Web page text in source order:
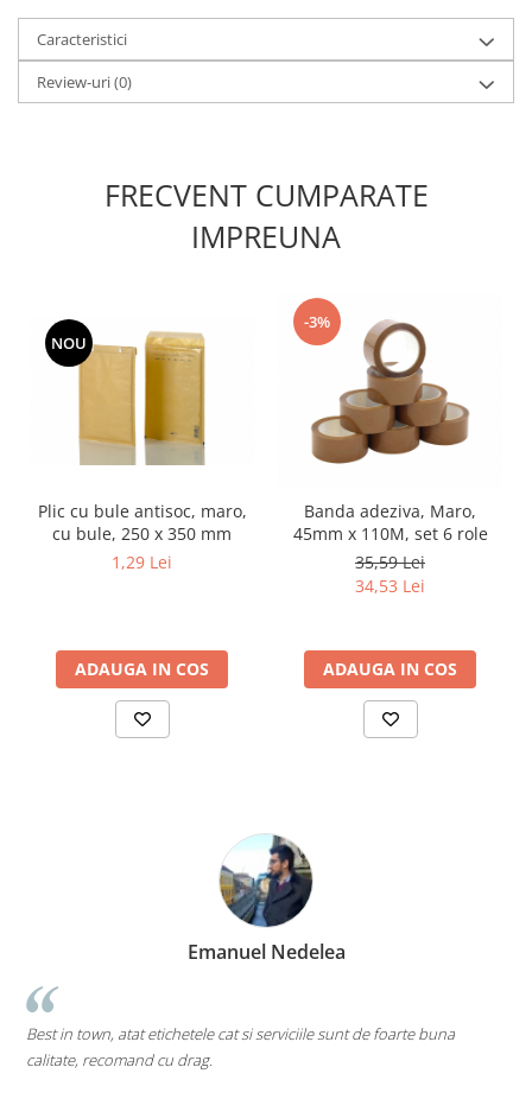
Caracteristici
Review-uri(0)
FRECVENT CUMPARATE
IMPREUNA
NOU
Plic cu bule antisoc, maro,
cu bule, 250 x 350 mm
1,29 Lei
ADAUGA IN COS
-3%
Banda adeziva, Maro,
45mm x 110M, set 6 role
35,59 Lei
34,53 Lei
ADAUGA IN COS
cat si serviciile sunt de foarte buna
pe toate....chiar si pe cele